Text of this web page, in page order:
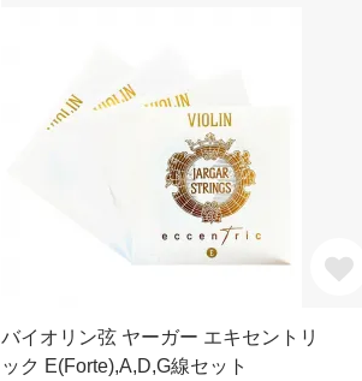
バイオリン弦 ヤーガー エキセントリ
ック E(Forte),A,D,G線セット